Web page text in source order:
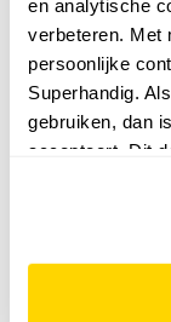
en analytische
verbeteren. Met
persoonlijke
Superhandig.
gebruiken, dan
accepteert. Dit
website niet